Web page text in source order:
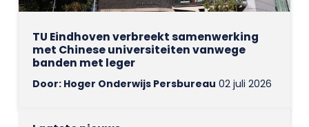
TU Eindhoven verbreekt samenwerking
met Chinese universiteiten vanwege
banden met leger
Door: Hoger Onderwijs Persbureau 02 juli 2026